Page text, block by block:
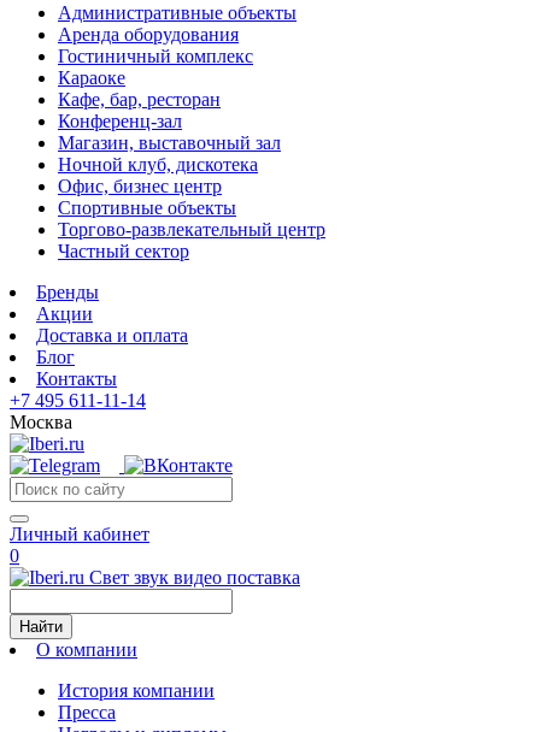
Административные объекты
Аренда оборудования
Гостиничный комплекс
Караоке
Кафе, бар, ресторан
Конференц-зал
Магазин, выставочный зал
Ночной клуб, дискотека
Офис, бизнес центр
Спортивные объекты
Торгово-развлекательный центр
Частный сектор
Бренды
Акции
Доставка и оплата
Блог
Контакты
+7 495 611-11-14
Москва
Личный кабинет
0
Свет звук видео поставка
Найти
О компании
История компании
Пресса